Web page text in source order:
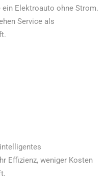
ein Elektroauto ohne Strom.
Service als
Effizienz, weniger Kosten